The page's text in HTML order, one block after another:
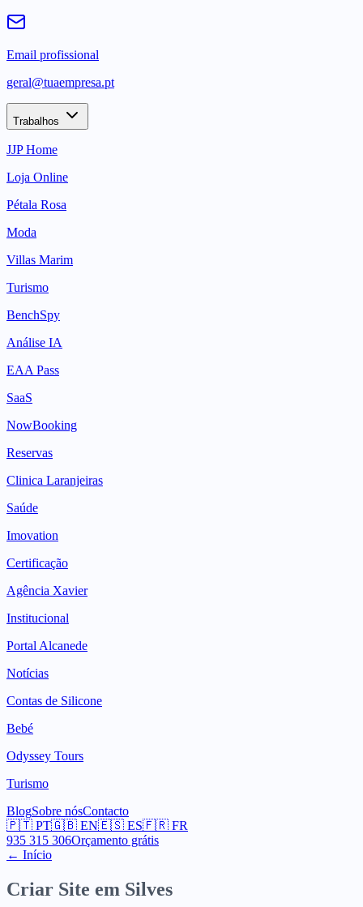
Email profissional
geral@tuaempresa.pt
Trabalhos
JJP Home
Loja Online
Pétala Rosa
Moda
Villas Marim
Turismo
BenchSpy
Análise IA
EAA Pass
SaaS
NowBooking
Reservas
Clinica Laranjeiras
Saúde
Imovation
Certificação
Agência Xavier
Institucional
Portal Alcanede
Notícias
Contas de Silicone
Bebé
Odyssey Tours
Turismo
BlogSobre nósContacto
🇵🇹 PT🇬🇧 EN🇪🇸 ES🇫🇷 FR
935 315 306Orçamento grátis
← Início
Criar Site em Silves